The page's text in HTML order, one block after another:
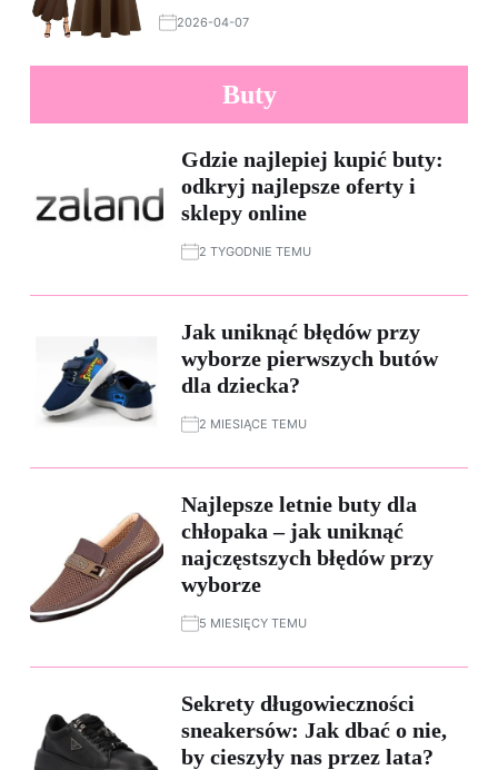
2026-04-07
Buty
Gdzie najlepiej kupić buty:
odkryj najlepsze oferty i
sklepy online
2 TYGODNIE TEMU
Jak uniknąć błędów przy
wyborze pierwszych butów
dla dziecka?
2 MIESIĄCE TEMU
Najlepsze letnie buty dla
chłopaka – jak uniknąć
najczęstszych błędów przy
wyborze
5 MIESIĘCY TEMU
Sekrety długowieczności
sneakersów: Jak dbać o nie,
by cieszyły nas przez lata?